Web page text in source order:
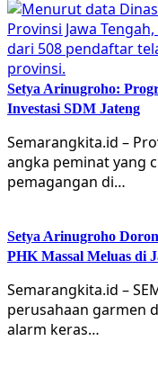
Setya Arinugroho:
Investasi SDM Jateng
Semarangkita.id –
angka peminat yang
pemagangan di…
Setya Arinugroho
PHK Massal Meluas di
Semarangkita.id –
perusahaan garmen
alarm keras…